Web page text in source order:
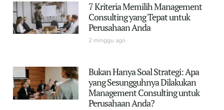
7 Kriteria Memilih Management
Consulting yang Tepat untuk
Perusahaan Anda
2 minggu ago
Bukan Hanya Soal Strategi: Apa
yang Sesungguhnya Dilakukan
Management Consulting untuk
Perusahaan Anda?